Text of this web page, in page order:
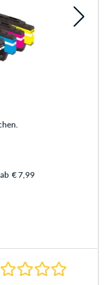
€ 7,99